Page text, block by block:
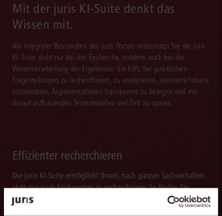
Mit der juris KI-Suite denkt das
Wissen mit.
Als integraler Bestandteil des juris Portals unterstützt Sie die juris
KI-Suite nicht nur bei der Recherche, sondern auch bei der
Weiterverarbeitung der Ergebnisse. Sie hilft, bei juristischen
Fragestellungen zu recherchieren, zu analysieren, relevante Inhalte
einzuordnen, Argumentationen transparent zu belegen und mit
darauf aufbauenden Textentwürfen viel Zeit zu sparen.
Effizienter recherchieren
Die juris KI-Suite ermöglicht Ihnen, nach ganzen Sachverhalten
statt nur nach Stichworten zu recherchieren. So finden Sie
relevante Inhalte schneller und erhalten Ergebnisse, mit denen